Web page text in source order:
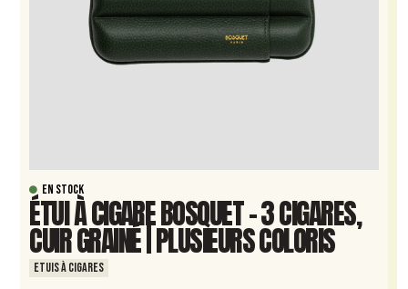
EN STOCK
ÉTUI À CIGARE BOSQUET – 3 CIGARES,
CUIR GRAINÉ | PLUSIEURS COLORIS
ETUIS À CIGARES